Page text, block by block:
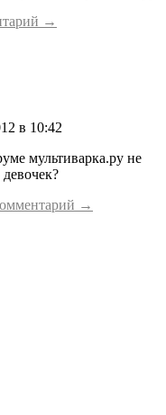
→
в 10:42
мультиварка.ру не
→